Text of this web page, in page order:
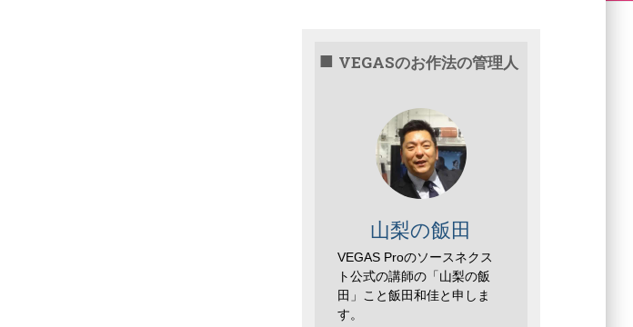
VEGASのお作法の管理人
山梨の飯田
VEGAS Proのソースネクス
ト公式の講師の「山梨の飯
田」こと飯田和佳と申しま
す。